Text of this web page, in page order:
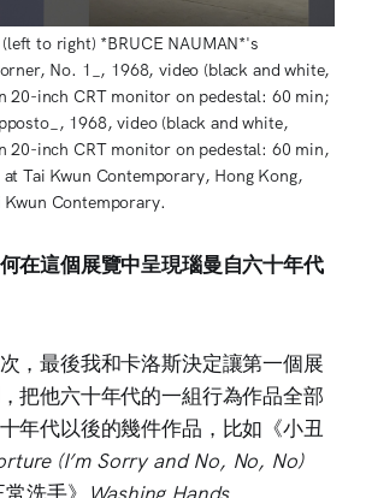
to right) *BRUCE NAUMAN*'s
No. 1_, 1968, video (black and white,
20-inch CRT monitor on pedestal: 60 min;
1968, video (black and white,
20-inch CRT monitor on pedestal: 60 min,
Tai Kwun Contemporary, Hong Kong,
Contemporary.
在這個展覽中呈現瑙曼自六十年代
，最後我和卡洛斯決定讓第一個展
把他六十年代的一組行為作品全部
年代以後的幾件作品，比如《小丑
(I’m Sorry and No, No, No)